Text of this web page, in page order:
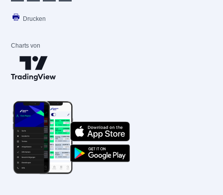
Drucken
Charts von